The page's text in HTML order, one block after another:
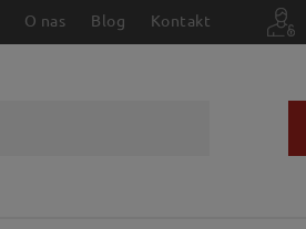
O nas Blog Kontakt